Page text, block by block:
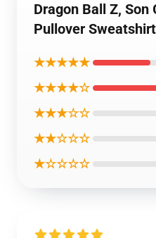
Dragon Ball Z, Son
Pullover
★★★★★
★★★★☆
★★★☆☆
★★☆☆☆
★☆☆☆☆